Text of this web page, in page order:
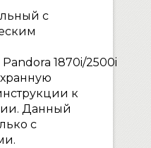
с
1870i/2500i
к
Данный
с